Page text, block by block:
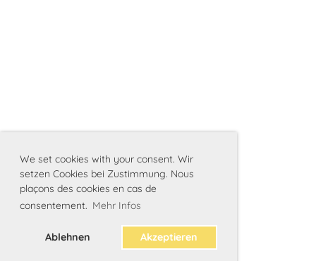
We set cookies with your consent. Wir
setzen Cookies bei Zustimmung. Nous
plaçons des cookies en cas de
consentement. Mehr Infos
Ablehnen Akzeptieren